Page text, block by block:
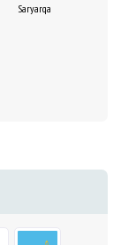
Saryarqa